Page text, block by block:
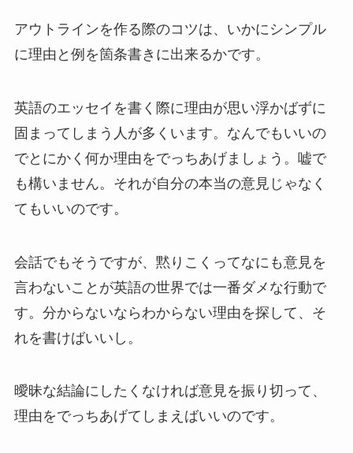
アウトラインを作る際のコツは、いかにシンプル
に理由と例を箇条書きに出来るかです。
英語のエッセイを書く際に理由が思い浮かばずに
固まってしまう人が多くいます。なんでもいいの
でとにかく何か理由をでっちあげましょう。嘘で
も構いません。それが自分の本当の意見じゃなく
てもいいのです。
会話でもそうですが、黙りこくってなにも意見を
言わないことが英語の世界では一番ダメな行動で
す。分からないならわからない理由を探して、そ
れを書けばいいし。
曖昧な結論にしたくなければ意見を振り切って、
理由をでっちあげてしまえばいいのです。